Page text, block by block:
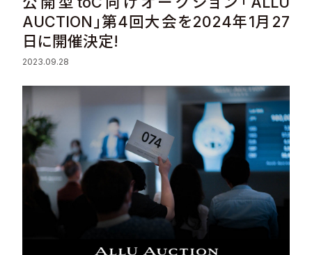
Sustainability
Recruit
Contact
© Valuence Holdings Inc.
AUCTION」第4回大会を2024年1月27
日に開催決定!
2023.09.28